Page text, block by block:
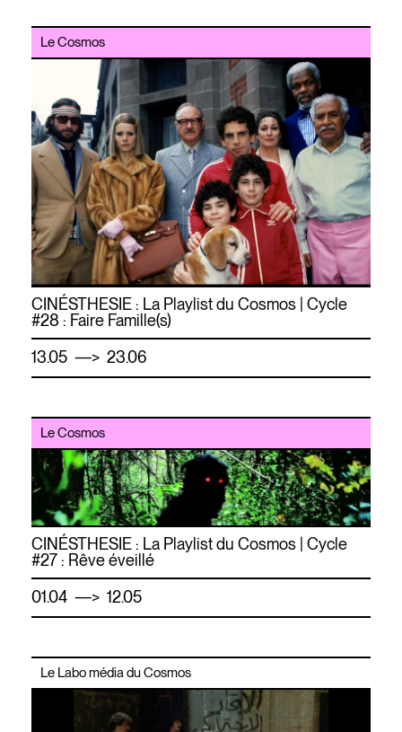
Le Cosmos
CINÉSTHESIE : La Playlist du Cosmos | Cycle
#28 : Faire Famille(s)
13.05 —> 23.06
Le Cosmos
CINÉSTHESIE : La Playlist du Cosmos | Cycle
#27 : Rêve éveillé
01.04 —> 12.05
Le Labo média du Cosmos